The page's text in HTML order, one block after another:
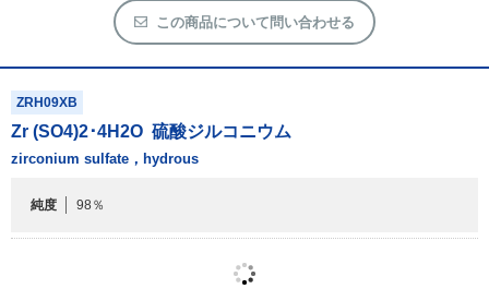
この商品について問い合わせる
ZRH09XB
Zr (SO4)2･4H2O 硫酸ジルコニウム
zirconium sulfate，hydrous
純度 98％